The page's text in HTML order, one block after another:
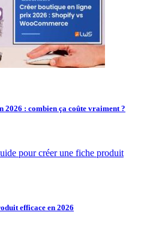
2026 : combien ça coûte vraiment ?
efficace en 2026